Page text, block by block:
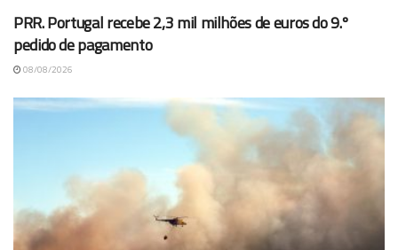
PRR. Portugal recebe 2,3 mil milhões de euros do 9.º
pedido de pagamento
08/08/2026